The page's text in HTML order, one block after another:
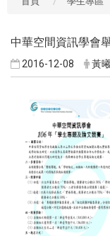
中華空間資訊學會
2016-12-08 黃